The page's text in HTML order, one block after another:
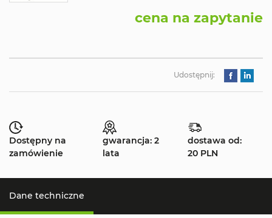
cena na zapytanie
Udostępnij:
Dostępny na
zamówienie
gwarancja: 2
lata
dostawa od:
20 PLN
Dane techniczne